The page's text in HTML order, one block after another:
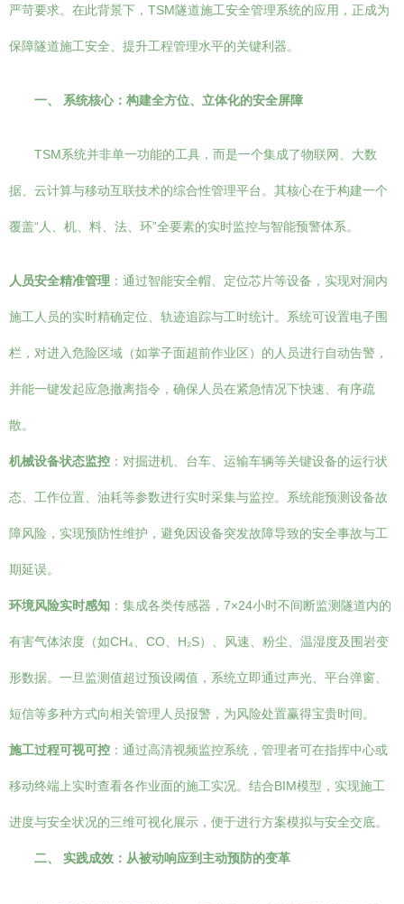
严苛要求。在此背景下，TSM隧道施工安全管理系统的应用，正成为
保障隧道施工安全、提升工程管理水平的关键利器。
一、 系统核心：构建全方位、立体化的安全屏障
TSM系统并非单一功能的工具，而是一个集成了物联网、大数
据、云计算与移动互联技术的综合性管理平台。其核心在于构建一个
覆盖“人、机、料、法、环”全要素的实时监控与智能预警体系。
人员安全精准管理 ：通过智能安全帽、定位芯片等设备，实现对洞内
施工人员的实时精确定位、轨迹追踪与工时统计。系统可设置电子围
栏，对进入危险区域（如掌子面超前作业区）的人员进行自动告警，
并能一键发起应急撤离指令，确保人员在紧急情况下快速、有序疏
散。
机械设备状态监控 ：对掘进机、台车、运输车辆等关键设备的运行状
态、工作位置、油耗等参数进行实时采集与监控。系统能预测设备故
障风险，实现预防性维护，避免因设备突发故障导致的安全事故与工
期延误。
环境风险实时感知 ：集成各类传感器，7×24小时不间断监测隧道内的
有害气体浓度（如CH₄、CO、H₂S）、风速、粉尘、温湿度及围岩变
形数据。一旦监测值超过预设阈值，系统立即通过声光、平台弹窗、
短信等多种方式向相关管理人员报警，为风险处置赢得宝贵时间。
施工过程可视可控 ：通过高清视频监控系统，管理者可在指挥中心或
移动终端上实时查看各作业面的施工实况。结合BIM模型，实现施工
进度与安全状况的三维可视化展示，便于进行方案模拟与安全交底。
二、 实践成效：从被动响应到主动预防的变革